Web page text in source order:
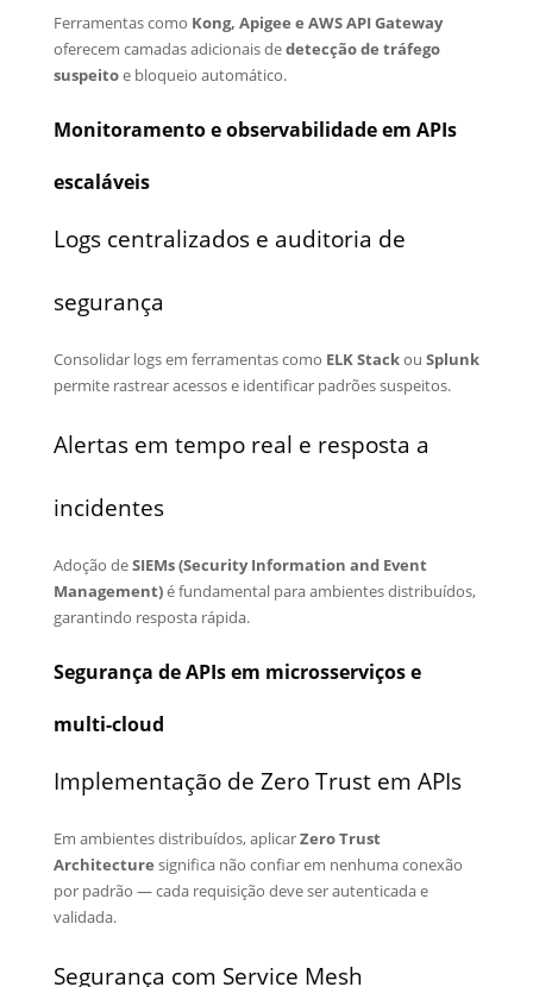
Ferramentas como Kong, Apigee e AWS API Gateway
oferecem camadas adicionais dedetecção de tráfego
suspeitoe bloqueio automático.
Monitoramento e observabilidade em APIs
escaláveis
Logs centralizados e auditoria de
segurança
Consolidar logs em ferramentas como ELK Stackou Splunk
permite rastrear acessos e identificar padrões suspeitos.
Alertas em tempo real e resposta a
incidentes
Adoção deSIEMs (Security Information and Event
Management)é fundamental para ambientes distribuídos,
garantindo resposta rápida.
Segurança de APIs em microsserviços e
multi-cloud
Implementação de Zero Trust em APIs
Em ambientes distribuídos, aplicarZero Trust
Architecture significa não confiar em nenhuma conexão
por padrão — cada requisição deve ser autenticada e
validada.
Segurança com Service Mesh